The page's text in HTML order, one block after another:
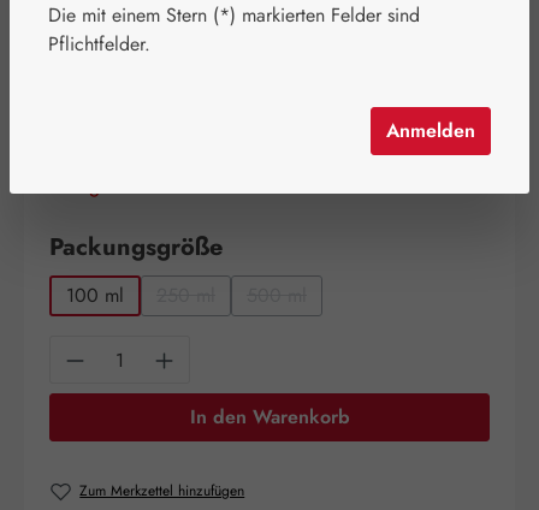
Regulärer Preis:
10,30 €
Schnell zuschlagen! Es sind nur noch wenige Artikel
Packungsgrößeauswählen
100 ml
(Diese Option ist zurzeit nicht verfügbar.)
(Diese Option ist zurzeit nicht
Produkt Anzahl: Gib den gewünschten
In den Warenkorb
Zum Merkzettel hinzufügen
Die mit einem Stern (*) markierten Felder sind
Pflichtfelder.
Anmelden